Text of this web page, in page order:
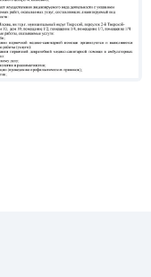
клиники
клиники
им.
ревматолог, г.